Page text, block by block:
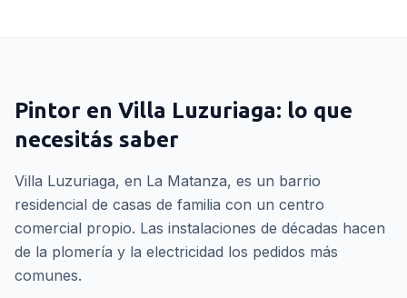
Pintor en Villa Luzuriaga: lo que
necesitás saber
Villa Luzuriaga, en La Matanza, es un barrio
residencial de casas de familia con un centro
comercial propio. Las instalaciones de décadas hacen
de la plomería y la electricidad los pedidos más
comunes.